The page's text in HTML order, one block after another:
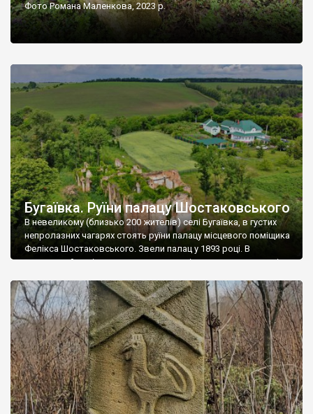
Фото Романа Маленкова, 2023 р.
Бугаївка. Руїни палацу Шостаковського
В невеликому (близько 200 жителів) селі Бугаївка, в густих
непролазних чагарях стоять руїни палацу місцевого поміщика
Фелікса Шостаковського. Звели палац у 1893 році. В
радянський період у ньому спочатку містилася школа, потім
століття тут розмістили туберкульозну лікарню. Коли із
палацу виїхала лікарня – ми точно не […]